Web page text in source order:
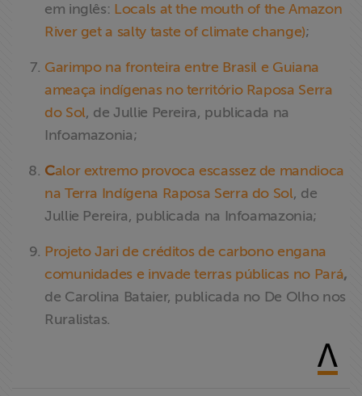
em inglês: Locals at the mouth of the Amazon
River get a salty taste of climate change);
Garimpo na fronteira entre Brasil e Guiana
ameaça indígenas no território Raposa Serra
do Sol, de Jullie Pereira, publicada na
Infoamazonia;
Calor extremo provoca escassez de mandioca
na Terra Indígena Raposa Serra do Sol, de
Jullie Pereira, publicada na Infoamazonia;
Projeto Jari de créditos de carbono engana
comunidades e invade terras públicas no Pará,
de Carolina Bataier, publicada no De Olho nos
Ruralistas.